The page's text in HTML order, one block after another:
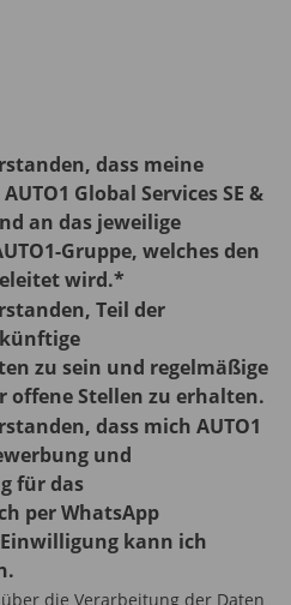
dass meine
Global Services SE &
an das jeweilige
Gruppe, welches den
wird.*
Teil der
zu sein und regelmäßige
offene Stellen zu erhalten.
dass mich AUTO1
und
für das
per WhatsApp
kann ich
die Verarbeitung der Daten